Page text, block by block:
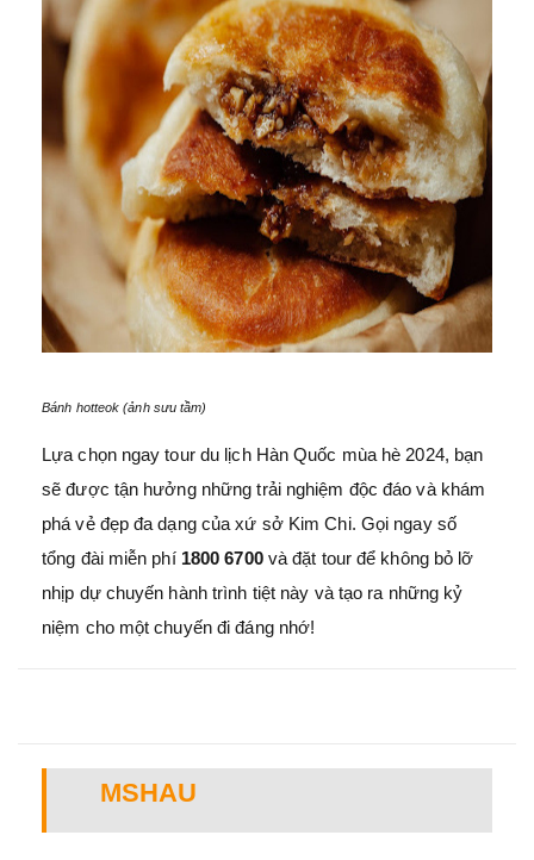
Bánh hotteok (ảnh sưu tầm)
Lựa chọn ngay tour du lịch Hàn Quốc mùa hè 2024, bạn
sẽ được tận hưởng những trải nghiệm độc đáo và khám
phá vẻ đẹp đa dạng của xứ sở Kim Chi. Gọi ngay số
tổng đài miễn phí 1800 6700 và đặt tour để không bỏ lỡ
nhịp dự chuyến hành trình tiệt này và tạo ra những kỷ
niệm cho một chuyến đi đáng nhớ!
MSHAU